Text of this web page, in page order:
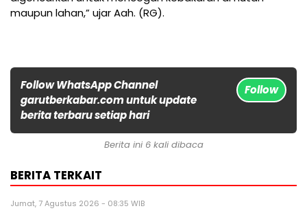
maupun lahan,” ujar Aah. (RG).
Follow WhatsApp Channel
garutberkabar.com untuk update
berita terbaru setiap hari
Follow
Berita ini 6 kali dibaca
BERITA TERKAIT
Jumat, 7 Agustus 2026 - 08:35 WIB